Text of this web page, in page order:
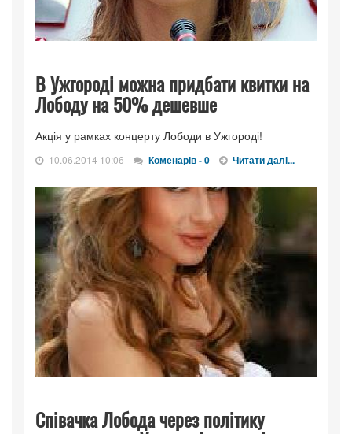
В Ужгороді можна придбати квитки на
Лободу на 50% дешевше
Акція у рамках концерту Лободи в Ужгороді!
10.06.2014 10:06 Коменарів - 0 Читати далі...
Співачка Лобода через політику